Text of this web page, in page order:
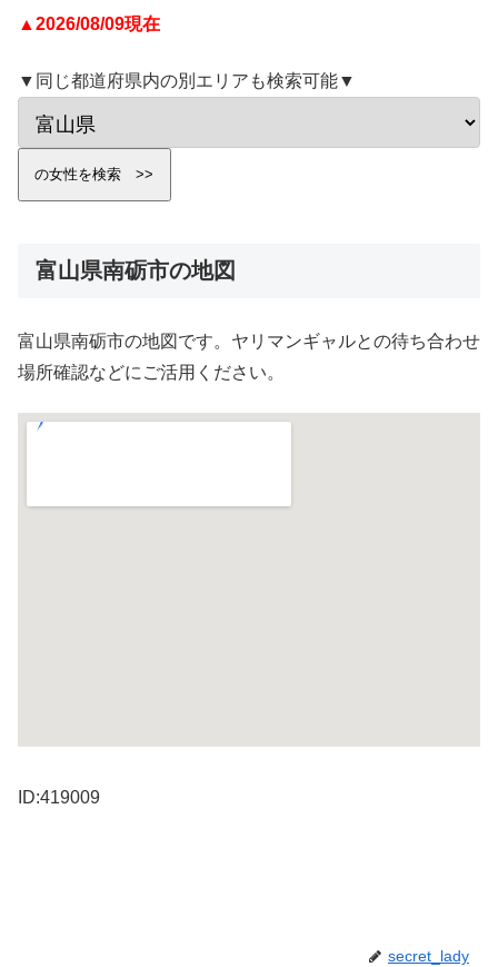
▲2026/08/09現在
▼同じ都道府県内の別エリアも検索可能▼
富山県南砺市の地図
富山県南砺市の地図です。ヤリマンギャルとの待ち合わせ
場所確認などにご活用ください。
ID:419009
secret_lady